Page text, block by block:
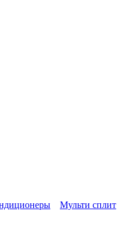
Мульти сплит